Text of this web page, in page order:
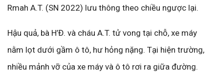
Rmah A.T. (SN 2022) lưu thông theo chiều ngược lại.
Hậu quả, bà H’Đ. và cháu A.T. tử vong tại chỗ, xe máy
nằm lọt dưới gầm ô tô, hư hỏng nặng. Tại hiện trường,
nhiều mảnh vỡ của xe máy và ô tô rơi ra giữa đường.